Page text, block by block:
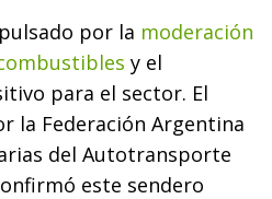
por la moderación
y el
para el sector. El
la Federación Argentina
del Autotransporte
este sendero